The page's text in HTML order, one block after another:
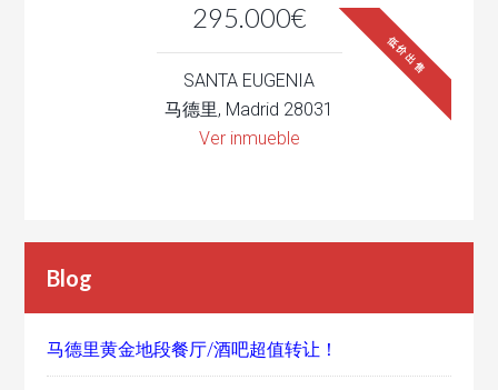
295.000€
低价出售
SANTA EUGENIA
马德里, Madrid 28031
Ver inmueble
Blog
马德里黄金地段餐厅/酒吧超值转让！